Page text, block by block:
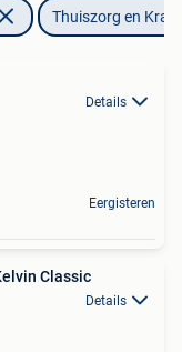
Thuiszorg en
Details
Eergisteren
Classic
Details